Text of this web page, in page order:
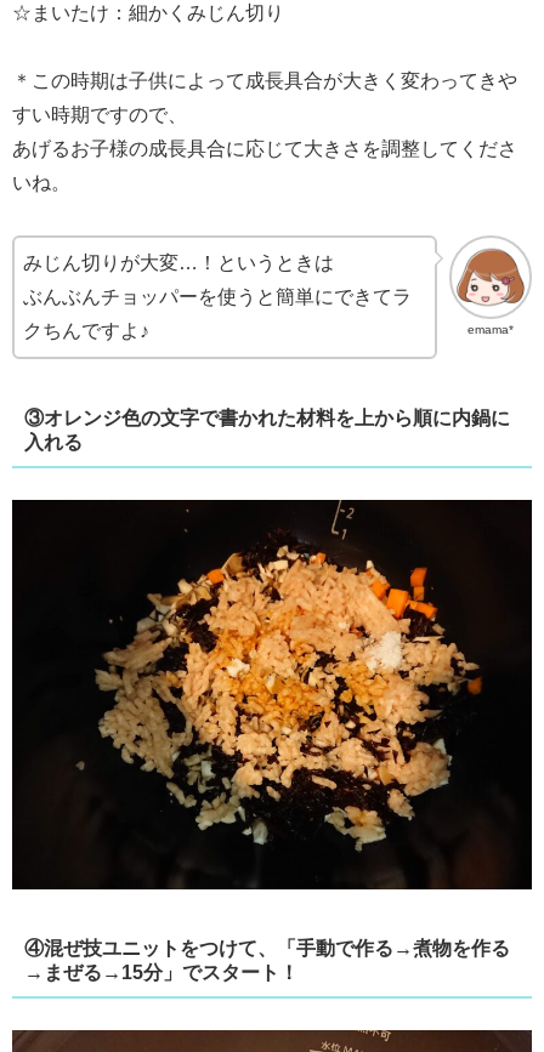
☆まいたけ：細かくみじん切り
＊ この時期は子供によって成長具合が大きく変わってきや
すい時期ですので、
あげるお子様の成長具合に応じて大きさを調整してくださ
いね。
emama*
みじん切りが大変…！というときは
ぶんぶんチョッパーを使うと簡単にできてラ
クちんですよ♪
③オレンジ色の文字で書かれた材料を上から順に内鍋に
入れる
④混ぜ技ユニットをつけて、「手動で作る→煮物を作る
→まぜる→15分」でスタート！